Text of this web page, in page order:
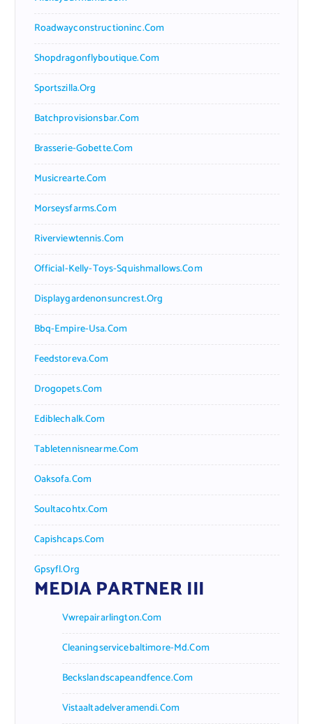
Roadwayconstructioninc.com
Shopdragonflyboutique.com
Sportszilla.org
Batchprovisionsbar.com
Brasserie-Gobette.com
Musicrearte.com
Morseysfarms.com
Riverviewtennis.com
Official-Kelly-Toys-Squishmallows.com
Displaygardenonsuncrest.org
Bbq-Empire-Usa.com
Feedstoreva.com
Drogopets.com
Ediblechalk.com
Tabletennisnearme.com
Oaksofa.com
Soultacohtx.com
Capishcaps.com
Gpsyfl.org
MEDIA PARTNER III
Vwrepairarlington.com
Cleaningservicebaltimore-Md.com
Beckslandscapeandfence.com
Vistaaltadelveramendi.com